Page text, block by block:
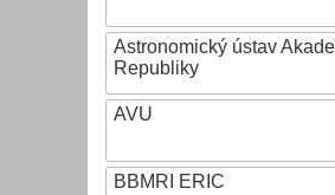
Astronomický ústav
Republiky
AVU
BBMRI ERIC